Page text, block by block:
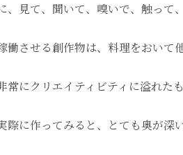
、見て、聞いて、嗅いで、触って
働させる創作物は、料理をおいて
常にクリエイティビティに溢れた
際に作ってみると、とても奥が深